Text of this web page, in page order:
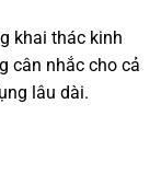
khai thác kinh
cân nhắc cho cả
lâu dài.